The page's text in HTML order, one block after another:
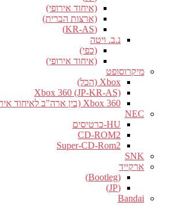
(איחוד אירופי)
(ארצות הברית)
(KR-AS)
נ.ב. ויטה
(כפי)
(איחוד אירופי)
מיקרוסופט
Xbox (הכל)
Xbox 360 (JP-KR-AS)
Xbox 360 (בין ארה"ב לאיחוד אירופי)
NEC
HU-כרטיסים
CD-ROM2
Super-CD-Rom2
SNK
ארקייד
(Bootleg)
(JP)
Bandai